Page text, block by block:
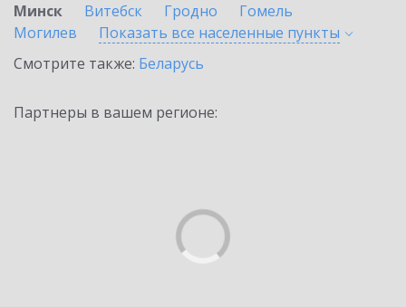
Минск
Витебск Гродно
Гомель
Могилев
Показать все населенные пункты
Смотрите также: Беларусь
Партнеры в вашем регионе: